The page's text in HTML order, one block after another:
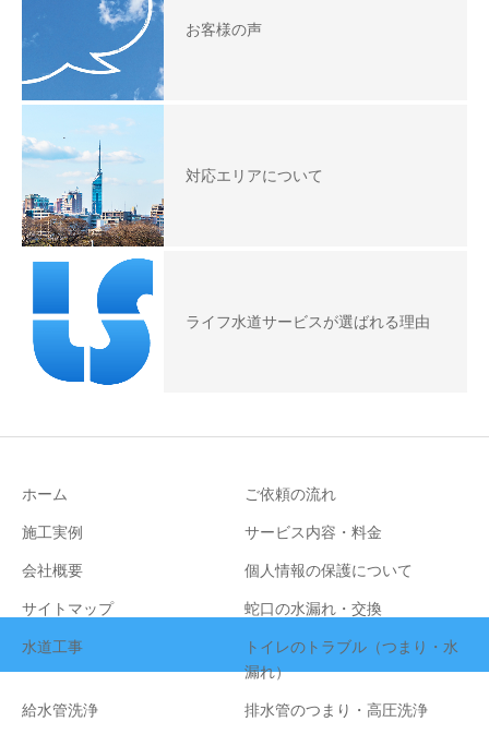
お客様の声
対応エリアについて
ライフ水道サービスが選ばれる理由
ホーム
ご依頼の流れ
施工実例
サービス内容・料金
会社概要
個人情報の保護について
サイトマップ
蛇口の水漏れ・交換
水道工事
トイレのトラブル（つまり・水
漏れ）
給水管洗浄
排水管のつまり・高圧洗浄